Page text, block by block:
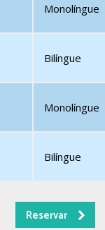
Monolíngue
Bilíngue
Monolíngue
Bilíngue